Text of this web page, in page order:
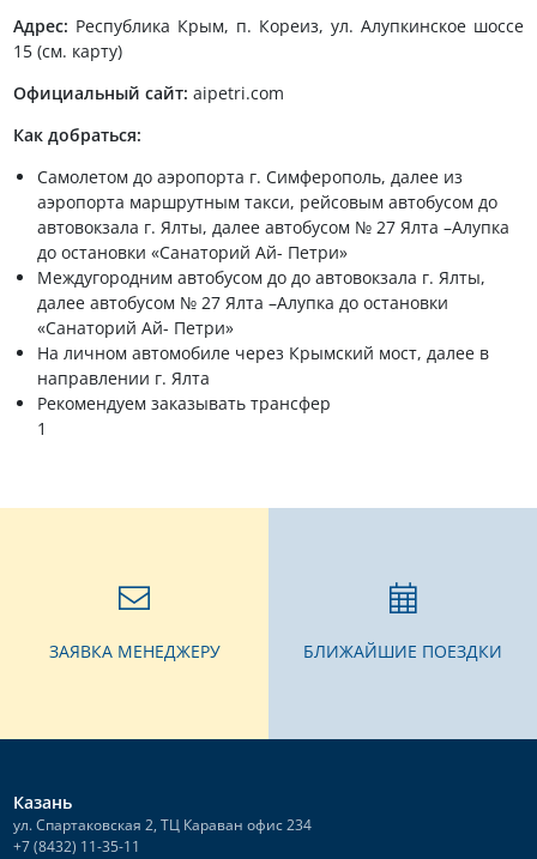
Адрес: Республика Крым, п. Кореиз, ул. Алупкинское шоссе
15 (см. карту)
Официальный сайт: aipetri.com
Как добраться:
Самолетом до аэропорта г. Симферополь, далее из
аэропорта маршрутным такси, рейсовым автобусом до
автовокзала г. Ялты, далее автобусом № 27 Ялта –Алупка
до остановки «Санаторий Ай- Петри»
Междугородним автобусом до до автовокзала г. Ялты,
далее автобусом № 27 Ялта –Алупка до остановки
«Санаторий Ай- Петри»
На личном автомобиле через Крымский мост, далее в
направлении г. Ялта
Рекомендуем заказывать трансфер
1
ЗАЯВКА МЕНЕДЖЕРУ БЛИЖАЙШИЕ ПОЕЗДКИ
Казань
ул. Спартаковская 2, ТЦ Караван офис 234
+7 (8432) 11-35-11